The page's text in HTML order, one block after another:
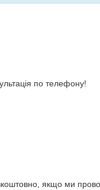
по телефону!
якщо ми